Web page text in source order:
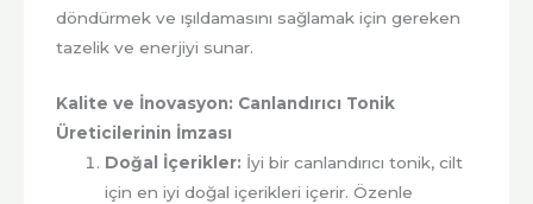
döndürmek ve ışıldamasını sağlamak için gereken
tazelik ve enerjiyi sunar.
Kalite ve İnovasyon: Canlandırıcı Tonik
Üreticilerinin İmzası
Doğal İçerikler: İyi bir canlandırıcı tonik, cilt
için en iyi doğal içerikleri içerir. Özenle